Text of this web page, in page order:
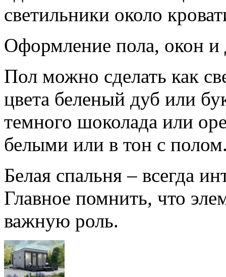
светильники около
Оформление пола, окон и
Пол можно сделать как
цвета беленый дуб или
темного шоколада или
белыми или в тон с
Белая спальня – всегда
Главное помнить, что
важную роль.